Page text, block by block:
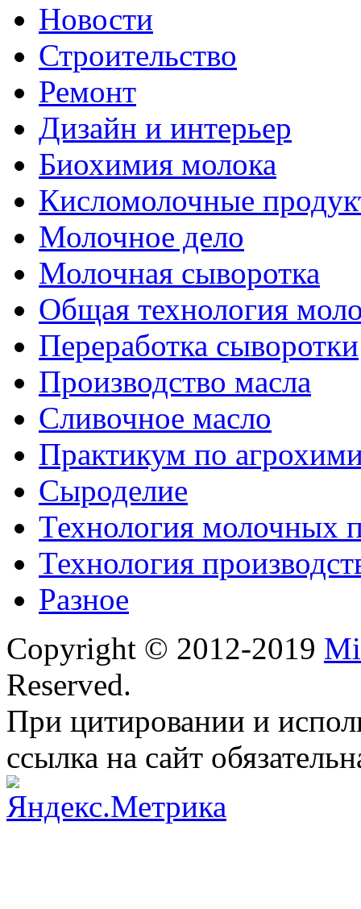
Новости
Строительство
Ремонт
Дизайн и интерьер
Биохимия молока
Кисломолочные
Молочное дело
Молочная сыворотка
Общая технология
Переработка сыворотки
Производство масла
Сливочное масло
Практикум по
Сыроделие
Технология молочных
Технология
Разное
Copyright © 2012-2019
Reserved.
При цитировании и
ссылка на сайт